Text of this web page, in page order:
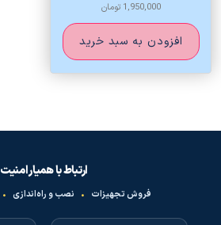
1,950,000 تومان
افزودن به سبد خرید
ارتباط با همیار امنیت
فروش تجهیزات • نصب و راه‌اندازی •